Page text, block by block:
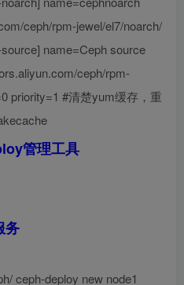
ceph/rpm-jewel/el7/noarch/
name=Ceph source
ceph/rpm-
priority=1 #清楚yum缓存，重
管理工具
务
ceph-deploy new node1